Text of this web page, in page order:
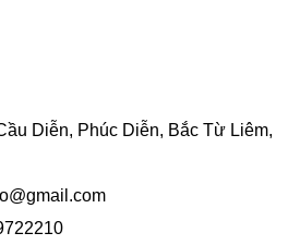
Diễn, Phúc Diễn, Bắc Từ Liêm,